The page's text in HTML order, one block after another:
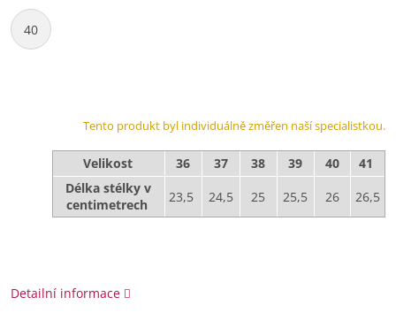
40
Tento produkt byl individuálně změřen naší specialistkou.
Velikost 36 37 38 39 40
41
Délka stélky v
centimetrech
23,5 24,5 25 25,5 26 26,5
Detailní informace